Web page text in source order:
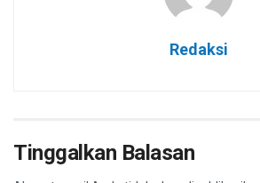
Redaksi
Tinggalkan Balasan